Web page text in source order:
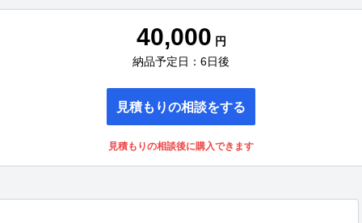
40,000 円
納品予定日：6日後
見積もりの相談をする
見積もりの相談後に購入できます